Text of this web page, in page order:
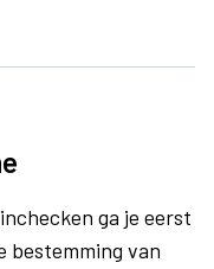
ga je eerst
bestemming van